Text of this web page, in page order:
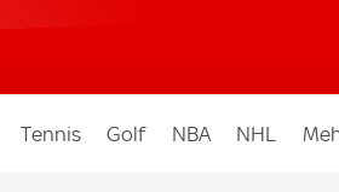
Tennis Golf NBA NHL